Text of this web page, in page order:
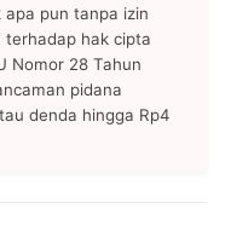
pun tanpa izin
terhadap hak cipta
Nomor 28 Tahun
pidana
denda hingga Rp4